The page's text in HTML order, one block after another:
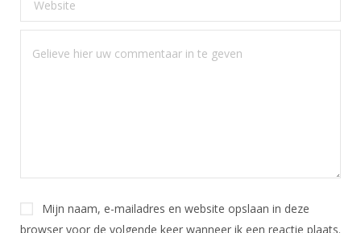
Mijn naam, e-mailadres en website opslaan in deze
browser voor de volgende keer wanneer ik een reactie plaats.